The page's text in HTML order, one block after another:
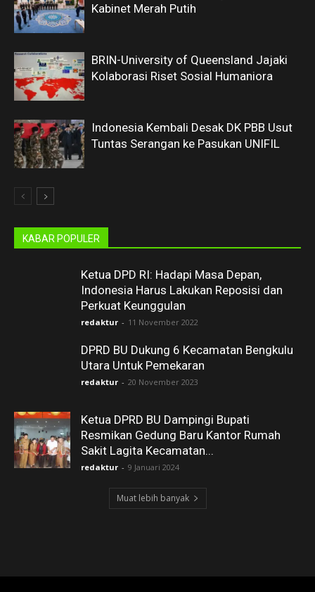
Kabinet Merah Putih
BRIN-University of Queensland Jajaki
Kolaborasi Riset Sosial Humaniora
Indonesia Kembali Desak DK PBB Usut
Tuntas Serangan ke Pasukan UNIFIL
KABAR POPULER
Ketua DPD RI: Hadapi Masa Depan,
Indonesia Harus Lakukan Reposisi dan
Perkuat Keunggulan
redaktur - 11 November 2022
DPRD BU Dukung 6 Kecamatan Bengkulu
Utara Untuk Pemekaran
redaktur - 20 November 2023
Ketua DPRD BU Dampingi Bupati
Resmikan Gedung Baru Kantor Rumah
Sakit Lagita Kecamatan...
redaktur - 9 Januari 2024
Muat lebih banyak